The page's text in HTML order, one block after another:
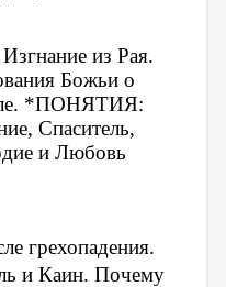
из Рая.
Божьи о
*ПОНЯТИЯ:
Спаситель,
и Любовь
грехопадения.
и Каин. Почему